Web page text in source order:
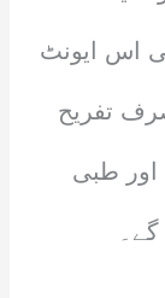
اس ایونٹ
تفریح
اور طبی